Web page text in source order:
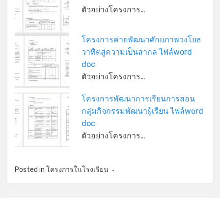
ตัวอย่างโครงการ…
โครงการค่ายพัฒนาศักยภาพวงโยธ
วาทิตสู่ความเป็นสากล ไฟล์word
doc
ตัวอย่างโครงการ…
โครงการพัฒนาการเรียนการสอน
กลุ่มกิจกรรมพัฒนาผู้เรียน ไฟล์word
doc
ตัวอย่างโครงการ…
Posted in โครงการในโรงเรียน
*
*